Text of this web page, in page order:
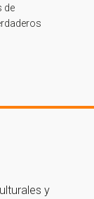
de
y